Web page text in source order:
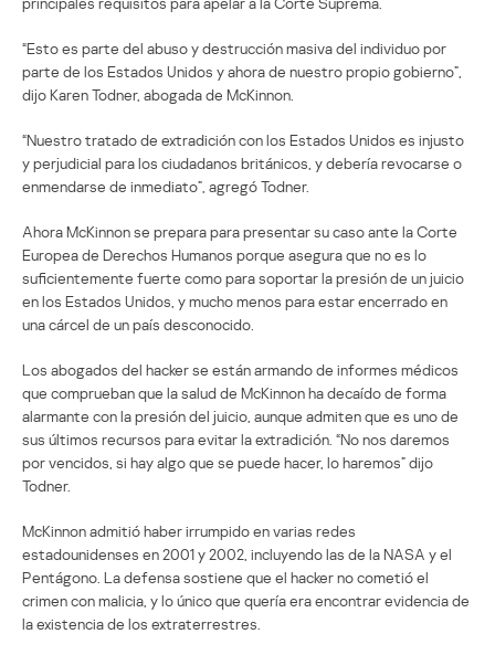
“Esto es parte del abuso y destrucción masiva del individuo por
parte de los Estados Unidos y ahora de nuestro propio gobierno”,
dijo Karen Todner, abogada de McKinnon.
“Nuestro tratado de extradición con los Estados Unidos es injusto
y perjudicial para los ciudadanos británicos, y debería revocarse o
enmendarse de inmediato”, agregó Todner.
Ahora McKinnon se prepara para presentar su caso ante la Corte
Europea de Derechos Humanos porque asegura que no es lo
suficientemente fuerte como para soportar la presión de un juicio
en los Estados Unidos, y mucho menos para estar encerrado en
una cárcel de un país desconocido.
Los abogados del hacker se están armando de informes médicos
que comprueban que la salud de McKinnon ha decaído de forma
alarmante con la presión del juicio, aunque admiten que es uno de
sus últimos recursos para evitar la extradición. “No nos daremos
por vencidos, si hay algo que se puede hacer, lo haremos” dijo
Todner.
McKinnon admitió haber irrumpido en varias redes
estadounidenses en 2001 y 2002, incluyendo las de la NASA y el
Pentágono. La defensa sostiene que el hacker no cometió el
crimen con malicia, y lo único que quería era encontrar evidencia de
la existencia de los extraterrestres.